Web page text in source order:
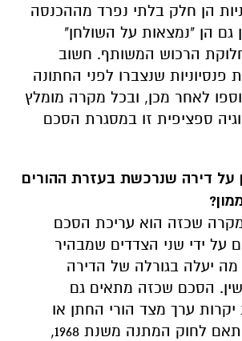
הן חלק בלתי נפרד מההכנסה
גם הן "נמצאות על השולחן"
הרכוש המשותף. חשוב
פנסיוניות שנצברו לפני החתונה
לאחר מכן, ובכל מקרה מומלץ
ספציפית זו במסגרת הסכם
על דירה שנרכשת בעזרת ההורים
שכזה הוא עריכת הסכם
על ידי שני הצדדים שמבהיר
מה יעלה בגורלה של הדירה
הסכם שכזה מתאים גם
יקרות ערך מצד הורי החתן או
הכלה, וזאת בהתאם לחוק המתנה משנת 1968,